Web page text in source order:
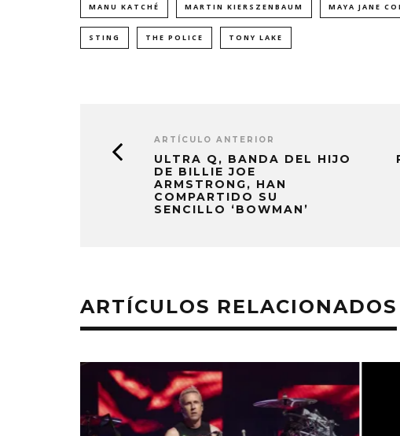
MANU KATCHÉ MARTIN KIERSZENBAUM MAYA JANE
STING THE POLICE TONY LAKE
ARTÍCULO ANTERIOR
ULTRA Q, BANDA DEL HIJO
DE BILLIE JOE
ARMSTRONG, HAN
COMPARTIDO SU
SENCILLO ‘BOWMAN’
ARTÍCULOS RELACIONADOS